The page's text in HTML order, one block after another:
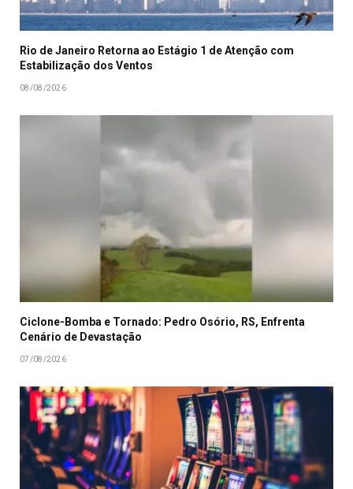
Rio de Janeiro Retorna ao Estágio 1 de Atenção com
Estabilização dos Ventos
08/08/2026
Ciclone-Bomba e Tornado: Pedro Osório, RS, Enfrenta
Cenário de Devastação
07/08/2026